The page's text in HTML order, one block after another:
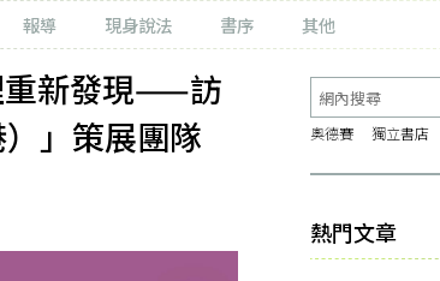
報導 現身說法 書序 其他
重新發現——訪
」策展團隊
奧德賽 獨立書店
熱門文章